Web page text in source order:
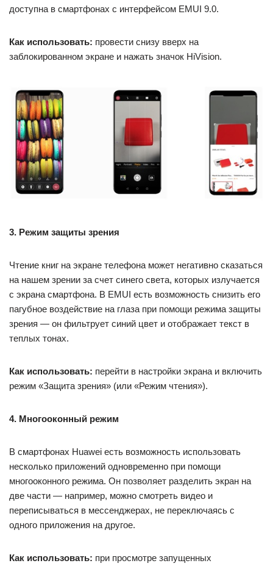
доступна в смартфонах с интерфейсом EMUI 9.0.
Как использовать: провести снизу вверх на
заблокированном экране и нажать значок HiVision.
3. Режим защиты зрения
Чтение книг на экране телефона может негативно сказаться
на нашем зрении за счет синего света, которых излучается
с экрана смартфона. В EMUI есть возможность снизить его
пагубное воздействие на глаза при помощи режима защиты
зрения — он фильтрует синий цвет и отображает текст в
теплых тонах.
Как использовать: перейти в настройки экрана и включить
режим «Защита зрения» (или «Режим чтения»).
4. Многооконный режим
В смартфонах Huawei есть возможность использовать
несколько приложений одновременно при помощи
многооконного режима. Он позволяет разделить экран на
две части — например, можно смотреть видео и
переписываться в мессенджерах, не переключаясь с
одного приложения на другое.
Как использовать: при просмотре запущенных